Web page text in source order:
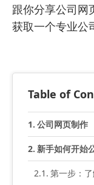
跟你分享公司网
获取一个专业公
Table of
公司网页制作
新手如何开始
第一步：